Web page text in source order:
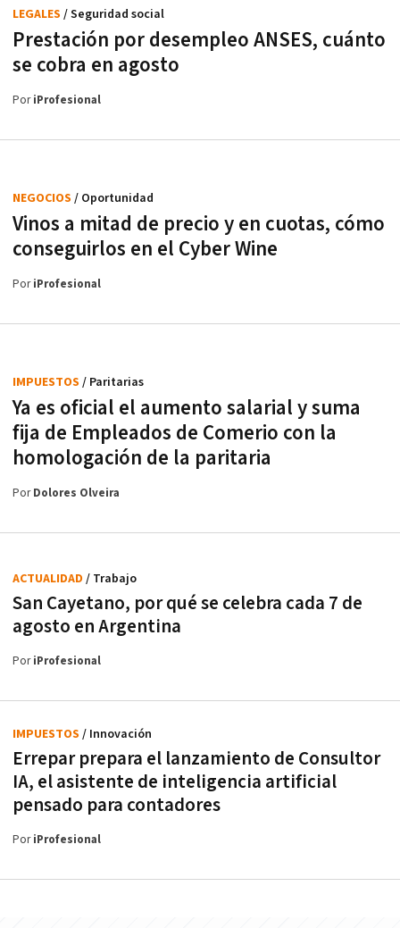
Prestación por desempleo ANSES, cuánto
se cobra en agosto
LEGALES / Seguridad social
PoriProfesional
Vinos a mitad de precio y en cuotas, cómo
conseguirlos en el Cyber Wine
NEGOCIOS / Oportunidad
PoriProfesional
Ya es oficial el aumento salarial y suma
fija de Empleados de Comerio con la
homologación de la paritaria
IMPUESTOS / Paritarias
PorDolores Olveira
San Cayetano, por qué se celebra cada 7 de
agosto en Argentina
ACTUALIDAD / Trabajo
PoriProfesional
Errepar prepara el lanzamiento de Consultor
IA, el asistente de inteligencia artificial
pensado para contadores
IMPUESTOS / Innovación
PoriProfesional